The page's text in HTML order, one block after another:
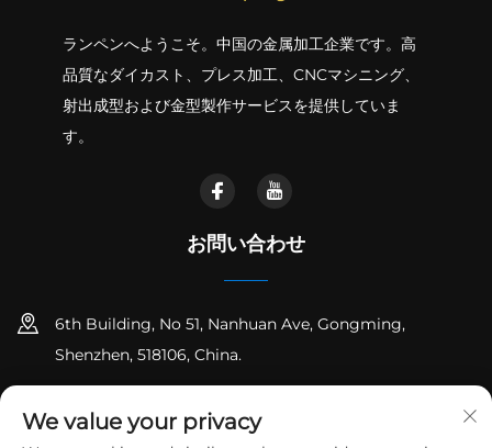
ランペンへようこそ。中国の金属加工企業です。高
品質なダイカスト、プレス加工、CNCマシニング、
射出成型および金型製作サービスを提供していま
す。
お問い合わせ
6th Building, No 51, Nanhuan Ave, Gongming,
Shenzhen, 518106, China.
We value your privacy